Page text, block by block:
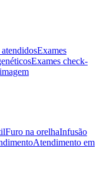
Exames
Exames check-
Furo na orelhaInfusão
Atendimento em